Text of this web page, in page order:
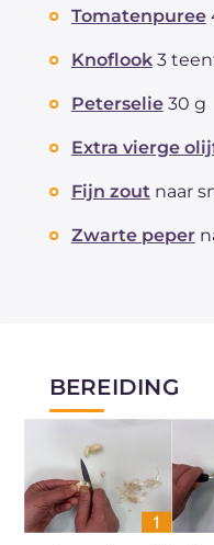
Tomatenpuree
Knoflook 3
Peterselie 30 g
Extra vierge
Fijn zout naar
Zwarte peper
BEREIDING